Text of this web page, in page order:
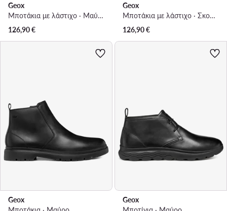
Geox
Μποτάκια με λάστιχο · Μαύρο
126,90€
Geox
Μποτάκια με λάστιχο · Σκούρο μπλε
126,90€
Geox
Geox